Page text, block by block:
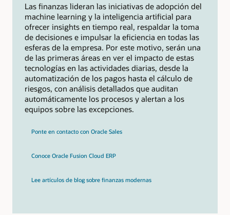
Las finanzas lideran las iniciativas de adopción del
machine learning y la inteligencia artificial para
ofrecer insights en tiempo real, respaldar la toma
de decisiones e impulsar la eficiencia en todas las
esferas de la empresa. Por este motivo, serán una
de las primeras áreas en ver el impacto de estas
tecnologías en las actividades diarias, desde la
automatización de los pagos hasta el cálculo de
riesgos, con análisis detallados que auditan
automáticamente los procesos y alertan a los
equipos sobre las excepciones.
Ponte en contacto con Oracle Sales
Conoce Oracle Fusion Cloud ERP
Lee artículos de blog sobre finanzas modernas